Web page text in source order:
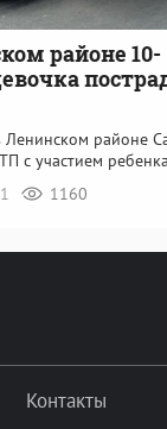
районе 10-
Ленинском районе
с участием
1160
Контакты